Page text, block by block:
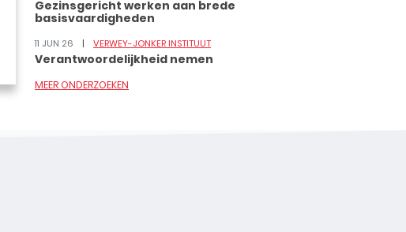
Gezinsgericht werken aan brede
basisvaardigheden
11 JUN 26 VERWEY-JONKER INSTITUUT
Verantwoordelijkheid nemen
MEER ONDERZOEKEN